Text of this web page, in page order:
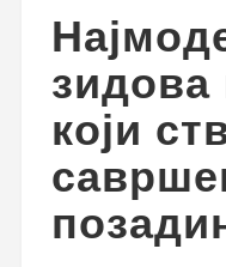
зидова
који